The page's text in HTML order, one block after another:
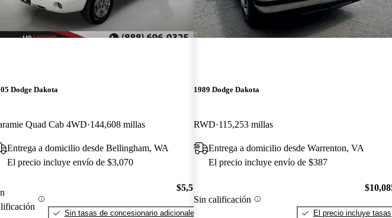
Dodge Dakota
Quad Cab 4WD 144,608 millas
Entrega a domicilio desde Bellingham, WA
El precio incluye envío de $3,070
$5,570
Sin tasas de concesionario adicionales
1989 Dodge Dakota
RWD 115,253 millas
Entrega a domicilio desde Warrenton, VA
El precio incluye envío de $387
Sin calificación
El precio incluye tasas